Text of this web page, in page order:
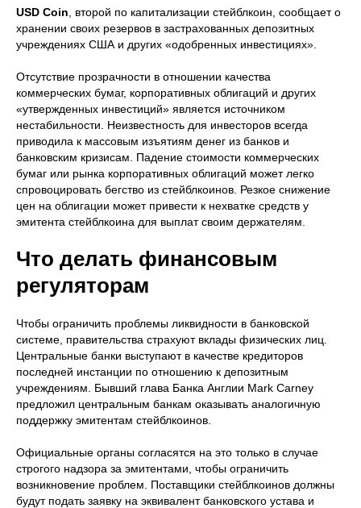
USD Coin , второй по капитализации стейблкоин, сообщает о
хранении своих резервов в застрахованных депозитных
учреждениях США и других «одобренных инвестициях».
Отсутствие прозрачности в отношении качества
коммерческих бумаг, корпоративных облигаций и других
«утвержденных инвестиций» является источником
нестабильности. Неизвестность для инвесторов всегда
приводила к массовым изъятиям денег из банков и
банковским кризисам. Падение стоимости коммерческих
бумаг или рынка корпоративных облигаций может легко
спровоцировать бегство из стейблкоинов. Резкое снижение
цен на облигации может привести к нехватке средств у
эмитента стейблкоина для выплат своим держателям.
Что делать финансовым
регуляторам
Чтобы ограничить проблемы ликвидности в банковской
системе, правительства страхуют вклады физических лиц.
Центральные банки выступают в качестве кредиторов
последней инстанции по отношению к депозитным
учреждениям. Бывший глава Банка Англии Mark Carney
предложил центральным банкам оказывать аналогичную
поддержку эмитентам стейблкоинов.
Официальные органы согласятся на это только в случае
строгого надзора за эмитентами, чтобы ограничить
возникновение проблем. Поставщики стейблкоинов должны
будут подать заявку на эквивалент банковского устава и